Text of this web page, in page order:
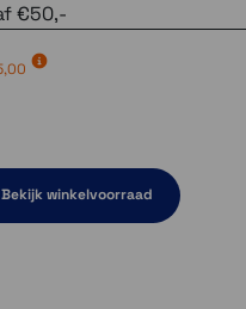
€50,-
Bekijk winkelvoorraad